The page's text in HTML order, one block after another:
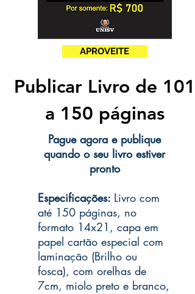
APROVEITE
Publicar Livro de 101
a 150 páginas
Pague agora e publique
quando o seu livro estiver
pronto
Especificações: Livro com
até 150 páginas, no
formato 14x21, capa em
papel cartão especial com
laminação (Brilho ou
fosca), com orelhas de
7cm, miolo preto e branco,